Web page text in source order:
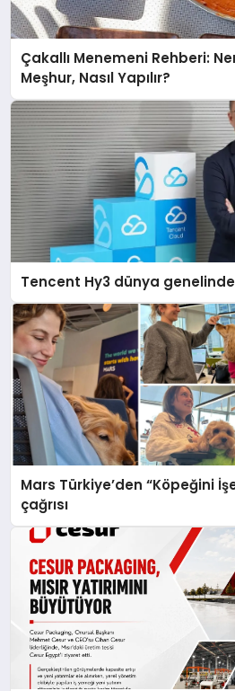
Çakallı Menemeni Rehberi:
Meşhur, Nasıl Yapılır?
Tencent Hy3 dünya
Mars Türkiye’den “Köpeğini
çağrısı